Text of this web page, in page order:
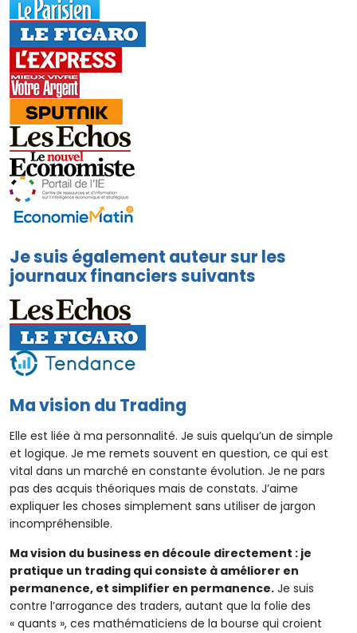
Je suis également auteur sur les
journaux financiers suivants
Ma vision du Trading
Elle est liée à ma personnalité. Je suis quelqu’un de simple
et logique. Je me remets souvent en question, ce qui est
vital dans un marché en constante évolution. Je ne pars
pas des acquis théoriques mais de constats. J’aime
expliquer les choses simplement sans utiliser de jargon
incompréhensible.
Ma vision du business en découle directement : je
pratique un trading qui consiste à améliorer en
permanence, et simplifier en permanence. Je suis
contre l’arrogance des traders, autant que la folie des
« quants », ces mathématiciens de la bourse qui croient